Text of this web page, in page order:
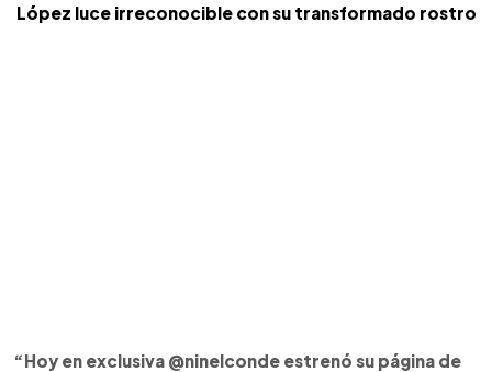
López luce irreconocible con su transformado rostro
“Hoy en exclusiva @ninelconde estrenó su página de